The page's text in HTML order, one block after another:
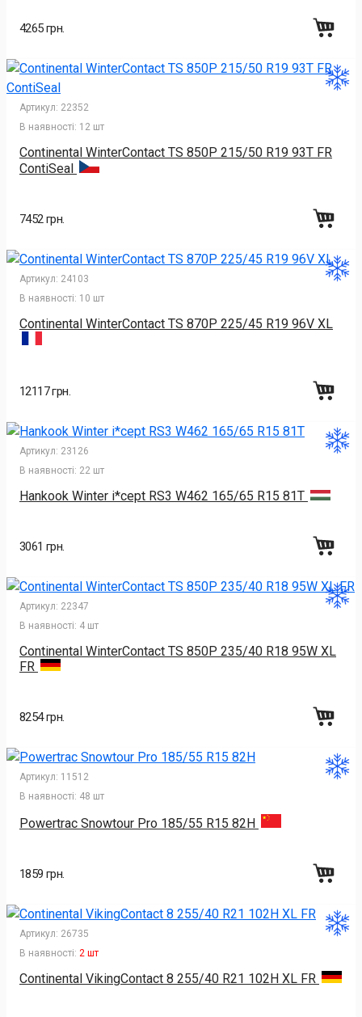
4265 грн.
Артикул: 22352
В наявності: 12 шт
Continental WinterContact TS 850P 215/50 R19 93T FR
ContiSeal
7452 грн.
Артикул: 24103
В наявності: 10 шт
Continental WinterContact TS 870P 225/45 R19 96V XL
12117 грн.
Артикул: 23126
В наявності: 22 шт
Hankook Winter i*cept RS3 W462 165/65 R15 81T
3061 грн.
Артикул: 22347
В наявності: 4 шт
Continental WinterContact TS 850P 235/40 R18 95W XL
FR
8254 грн.
Артикул: 11512
В наявності: 48 шт
Powertrac Snowtour Pro 185/55 R15 82H
1859 грн.
Артикул: 26735
В наявності: 2 шт
Continental VikingContact 8 255/40 R21 102H XL FR